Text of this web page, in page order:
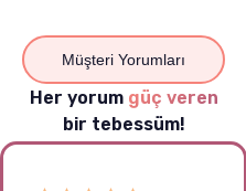
Müşteri Yorumları
Her yorum güç veren
bir tebessüm!